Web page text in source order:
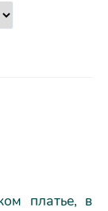
платье, в